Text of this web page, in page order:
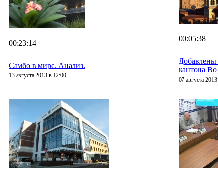
00:23:14
Самбо в мире. Анализ.
13 августа 2013 в 12:00
00:05:38
кантона Во
07 августа